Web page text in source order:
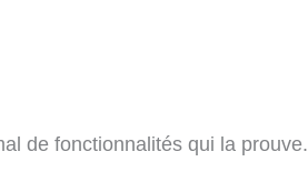
de fonctionnalités qui la prouve.